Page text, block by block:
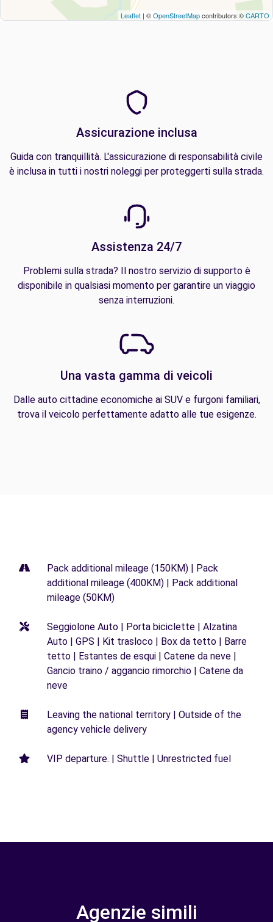
Leaflet | ©OpenStreetMapcontributors ©CARTO
Assicurazione inclusa
Guida con tranquillità. L'assicurazione di responsabilità civile
è inclusa in tutti i nostri noleggi per proteggerti sulla strada.
Assistenza 24/7
Problemi sulla strada? Il nostro servizio di supporto è
disponibile in qualsiasi momento per garantire un viaggio
senza interruzioni.
Una vasta gamma di veicoli
Dalle auto cittadine economiche ai SUV e furgoni familiari,
trova il veicolo perfettamente adatto alle tue esigenze.
Pack additional mileage (150KM) | Pack
additional mileage (400KM) | Pack additional
mileage (50KM)
Seggiolone Auto | Porta biciclette | Alzatina
Auto | GPS | Kit trasloco | Box da tetto | Barre
tetto | Estantes de esqui | Catene da neve |
Gancio traino / aggancio rimorchio | Catene da
neve
Leaving the national territory | Outside of the
agency vehicle delivery
VIP departure. | Shuttle | Unrestricted fuel
Agenzie simili